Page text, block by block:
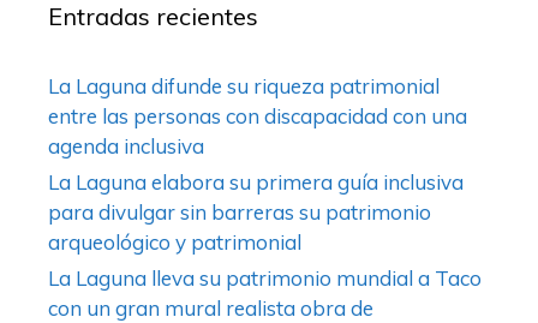
Entradas recientes
La Laguna difunde su riqueza patrimonial
entre las personas con discapacidad con una
agenda inclusiva
La Laguna elabora su primera guía inclusiva
para divulgar sin barreras su patrimonio
arqueológico y patrimonial
La Laguna lleva su patrimonio mundial a Taco
con un gran mural realista obra de